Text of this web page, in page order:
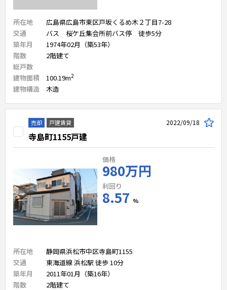
所在地
広島県広島市東区戸坂くるめ木２丁目7-28
交通
バス 桜ケ丘集会所前バス停 徒歩5分
築年月
1974年02月（築53年）
階数
2階建て
総戸数
建物面積
100.19m2
建物構造 木造
売却 戸建賃貸
寺島町1155戸建
2022/09/18
価格
980万円
利回り
8.57 %
所在地
静岡県浜松市中区寺島町1155
交通
東海道線 浜松駅 徒歩 10分
築年月
2011年01月（築16年）
階数
2階建て